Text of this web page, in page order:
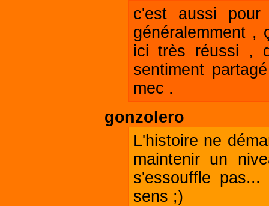
c'est aussi
généralemment ,
ici très réussi ,
sentiment
mec .
gonzolero
L'histoire ne
maintenir un
s'essouffle
sens ;)